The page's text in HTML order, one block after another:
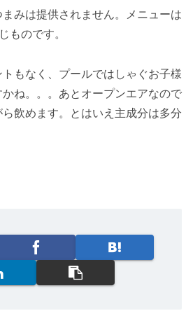
みは提供されません。メニューは
ものです。
もなく、プールではしゃぐお子様
ね。。。あとオープンエアなので
飲めます。とはいえ主成分は多分